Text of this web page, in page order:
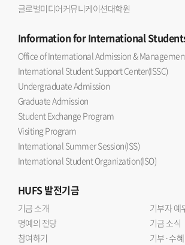
글로벌미디어커뮤니케이션대학원
Informationfor International
Office of International Admission &
International Student Support Center(ISSC)
Undergraduate Admission
Graduate Admission
Student Exchange Program
Visiting Program
International Summer Session(ISS)
International Student Organization(ISO)
HUFS발전기금
기금 소개
기부자 예
명예의 전당
기금 소식
참여하기
기부·수